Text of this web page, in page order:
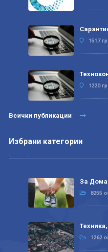
1517
1220
Всички публикации
Избрани категории
За Дома
8255
1262